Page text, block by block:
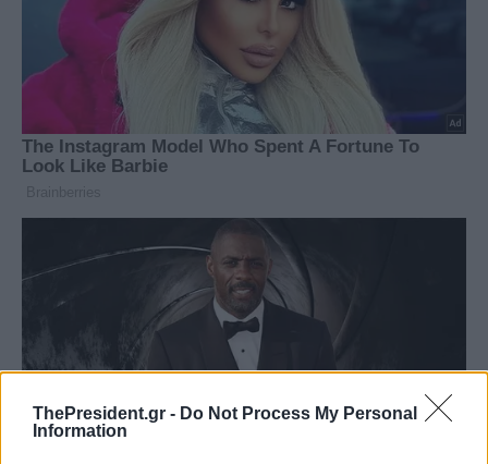
ThePresident.gr - Do Not Process My Personal
Information